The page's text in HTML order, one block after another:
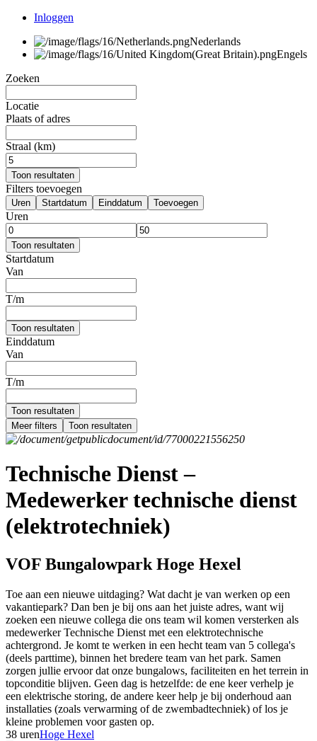
Inloggen
Nederlands
Engels
Zoeken
Locatie
Plaats of adres
Straal (km)
Toon resultaten
Filters toevoegen
Uren Startdatum Einddatum Toevoegen
Uren
Toon resultaten
Startdatum
Van
T/m
Toon resultaten
Einddatum
Van
T/m
Toon resultaten
Meer filters
Toon resultaten
Technische Dienst –
Medewerker technische dienst
(elektrotechniek)
VOF Bungalowpark Hoge Hexel
Toe aan een nieuwe uitdaging? Wat dacht je van werken op een
vakantiepark? Dan ben je bij ons aan het juiste adres, want wij
zoeken een nieuwe collega die ons team wil komen versterken als
medewerker Technische Dienst met een elektrotechnische
achtergrond. Je komt te werken in een hecht team van 5 collega's
(deels parttime), binnen het bredere team van het park. Samen
zorgen jullie ervoor dat onze bungalows, faciliteiten en het terrein in
topconditie blijven. Geen dag is hetzelfde: de ene keer verhelp je
een elektrische storing, de andere keer help je bij onderhoud aan
installaties (zoals verwarming of de zwembadtechniek) of los je
kleine problemen voor gasten op.
38 urenHoge Hexel